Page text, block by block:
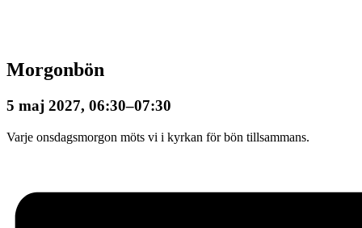
Morgonbön
5 maj 2027, 06:30–07:30
Varje onsdagsmorgon möts vi i kyrkan för bön tillsammans.